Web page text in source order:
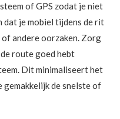
of GPS zodat je niet
dat je mobiel tijdens de rit
andere oorzaken. Zorg
route goed hebt
Dit minimaliseert het
gemakkelijk de snelste of